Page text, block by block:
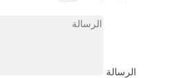
الرسالة